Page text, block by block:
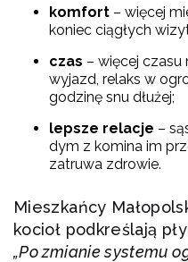
komfort – więcej
koniec ciągłych
czas – więcej czasu
wyjazd, relaks w
godzinę snu dłużej;
lepsze relacje –
dym z komina im
zatruwa zdrowie.
Mieszkańcy
kocioł podkreślają
„Po zmianie systemu